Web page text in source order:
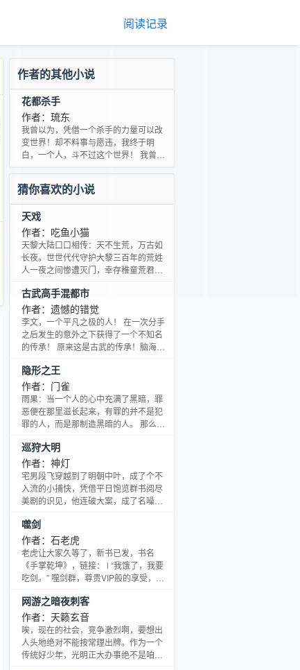
阅读记录
作者的其他小说
花都杀手
作者：琉东
我曾以为，凭借一个杀手的力量可以改
变世界！却不料事与愿违，我终于明
白，一个人，斗不过这个世界！ 我曾以
闻风丧胆的势力，就可以左右别人的命
运！可是到头来，我连自己的命运都左
右不了。于是，我终于明白： 在这个花
花世界，我只是一个人，一个杀手！仅
此而已！ ——孟翔
猜你喜欢的小说
天戏
作者：吃鱼小猫
天黎大陆口口相传：天不生荒，万古如
长夜。世世代代守护大黎三百年的荒姓
人一夜之间惨遭灭门，幸存稚童荒君渔
生死兄弟，相遇红颜知己！在爱恨交织
的天黎大陆，荒君渔手持荒戟横扫大黎
所有宗派，征战西土脚踏四大凶地！欲
错苍天！
古武高手混都市
作者：遗憾的错觉
李文，一个平凡之极的人！ 在一次分手
之后发生的意外之下获得了一个不知名
的传承！ 原来这是古武的传承！脑海中
何运用这一传承？李文又怎么在古武满
天的社会创造自己的势力？ 一个又一个
招人嫉妒的艳遇，一次又一次帮派战争
的凶险！让李文带领大家来一次现代版
的武侠世界！（直接说是混混抢地盘不
突然意外获得了一块神奇的雨花石，这
块石头将带给李文什
隐形之王
作者：门雀
雨果：当一个人的心中充满了黑暗，罪
恶便在那里滋长起来，有罪的并不是犯
罪的人，而是那制造黑暗的人。 那么，
谁，在原本就隐没于世的世界里埋下罪
恶的种子…… 一个闷骚的学生宅男，无
意间被带入了一个与以往完全不同的世
界，在世界观悄然改变的同时，娇小的
女老师，单纯的初恋，失落的红尘
他的世界，而与之相随的，还有阴谋、
阳谋，与解不开的未知枷锁！
巡狩大明
作者：神灯
宅男段飞穿越到了明朝中叶，成了个不
入流的小捕快，凭借平日饱览群书阅尽
美剧的识见，他连破大案，成了名噪一
（QQ群：87833931感谢神灯资助，
O(∩_∩)O~） 坑蒙拐骗？那是发家的手
段！ 风从虎，云从龙，真正的人才是不
会寂寞的，锦衣卫、东厂向他暗送秋
波；内阁六部哭喊着推他上位；打着替
角…… 巧妙周旋于各大势力之间，替天
巡狩，
噬剑
作者：石老虎
老虎让大家久等了，新书已发，书名
《手掌乾坤》，链接： l “我饿了，我要
吃剑。” 噬剑群，尊贵VIP般的享受，长
92747171（已满）2群：5911651（火
热招募中）
网游之暗夜刺客
作者：天籁玄音
唉，现在的社会，竞争激烈啊，要想出
人头地绝对不能按常理出牌。作为一个
传统好少年，光明正大办事绝不是咱的